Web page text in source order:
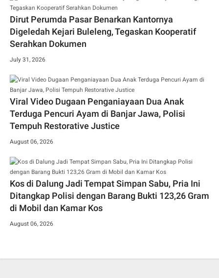
Dirut Perumda Pasar Benarkan Kantornya
Digeledah Kejari Buleleng, Tegaskan Kooperatif
Serahkan Dokumen
July 31, 2026
Viral Video Dugaan Penganiayaan Dua Anak
Terduga Pencuri Ayam di Banjar Jawa, Polisi
Tempuh Restorative Justice
August 06, 2026
Kos di Dalung Jadi Tempat Simpan Sabu, Pria Ini
Ditangkap Polisi dengan Barang Bukti 123,26 Gram
di Mobil dan Kamar Kos
August 06, 2026